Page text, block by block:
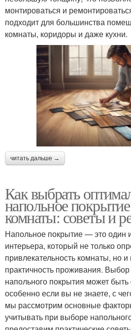
монтироваться и
подходит для большинства
комнаты, коридоры и даже кухни.
читать дальше →
Как выбрать
напольное
комнаты: советы и
Напольное покрытие — это один
интерьера, который не только
привлекательность комнаты, но
практичность проживания.
напольного покрытия может
особенно если вы не знаете, с
мы рассмотрим основные
учитывать при выборе